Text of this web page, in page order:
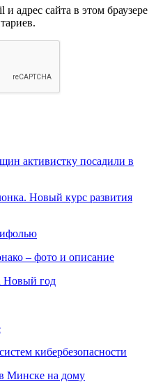
адрес сайта в этом браузере
активистку посадили в
Новый курс развития
– фото и описание
Новый год
кибербезопасности
Минске на дому